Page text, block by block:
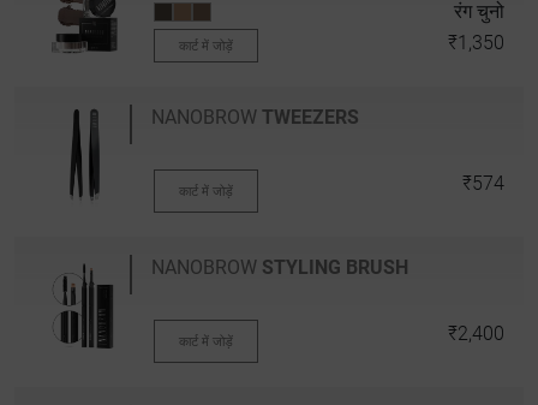
रंग चुनो
कार्ट में जोड़ें ₹1,350
NANOBROW TWEEZERS
कार्ट में जोड़ें ₹574
NANOBROW STYLING BRUSH
कार्ट में जोड़ें ₹2,400